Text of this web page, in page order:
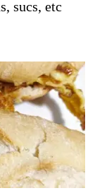
sucs, etc